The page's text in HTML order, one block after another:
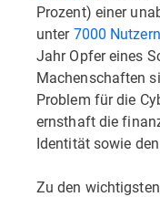
Prozent) einer
unter7000
Jahr Opfer eines
Machenschaften
Problem für die
ernsthaft die
Identität sowie
Zu den